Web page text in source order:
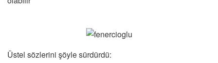
Üstel sözlerini şöyle sürdürdü: